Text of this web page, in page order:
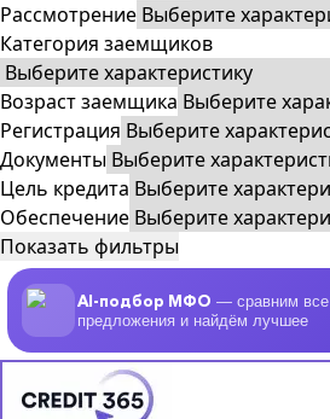
Рассмотрение
Категория заемщиков
Возраст заемщика
Регистрация
Документы
Цель кредита
Обеспечение
Показать фильтры
AI-подбор МФО — сравним все
предложения и найдём лучшее